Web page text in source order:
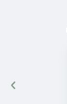
‹